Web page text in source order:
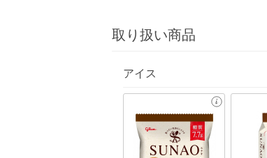
取り扱い商品
アイス